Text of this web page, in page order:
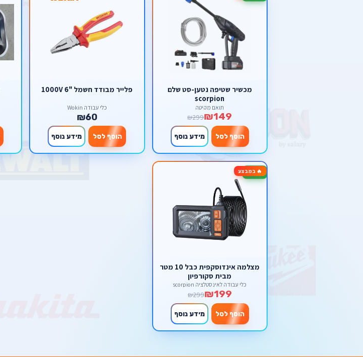
מכשיר שטיפה נטען-סט שלם
scorpion
תואם מקיטה
₪149
₪299
הוסף לסל מידע נוסף
פלייר מבודד חשמל "6 1000V
כלי עבודה Wokin
₪60
הוסף לסל מידע נוסף
🔥 במבצע-33%
מצלמה אינדוסקפית כבל 10 מטר
מבית סקורפיון
כלי עבודה לאינסטלציה scorpion
₪199
₪299
הוסף לסל מידע נוסף